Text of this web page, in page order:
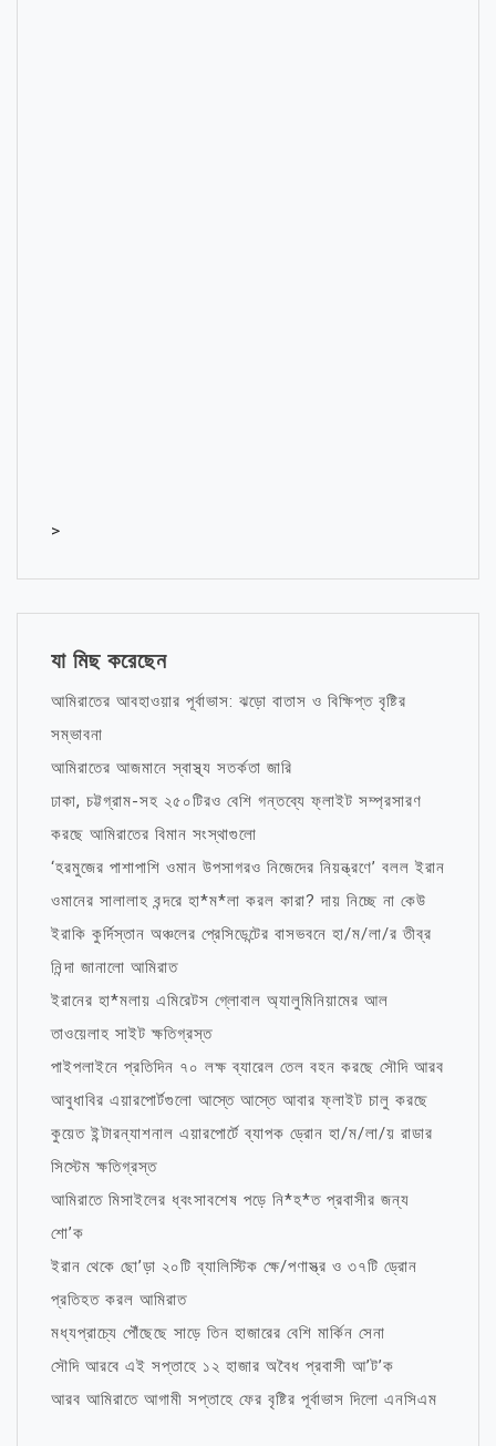
>
যা মিছ করেছেন
আমিরাতের আবহাওয়ার পূর্বাভাস: ঝড়ো বাতাস ও বিক্ষিপ্ত বৃষ্টির
সম্ভাবনা
আমিরাতের আজমানে স্বাস্থ্য সতর্কতা জারি
ঢাকা, চট্টগ্রাম-সহ ২৫০টিরও বেশি গন্তব্যে ফ্লাইট সম্প্রসারণ
করছে আমিরাতের বিমান সংস্থাগুলো
‘হরমুজের পাশাপাশি ওমান উপসাগরও নিজেদের নিয়ন্ত্রণে’ বলল ইরান
ওমানের সালালাহ বন্দরে হা*ম*লা করল কারা? দায় নিচ্ছে না কেউ
ইরাকি কুর্দিস্তান অঞ্চলের প্রেসিডেন্টের বাসভবনে হা/ম/লা/র তীব্র
নিন্দা জানালো আমিরাত
ইরানের হা*মলায় এমিরেটস গ্লোবাল অ্যালুমিনিয়ামের আল
তাওয়েলাহ সাইট ক্ষতিগ্রস্ত
পাইপলাইনে প্রতিদিন ৭০ লক্ষ ব্যারেল তেল বহন করছে সৌদি আরব
আবুধাবির এয়ারপোর্টগুলো আস্তে আস্তে আবার ফ্লাইট চালু করছে
কুয়েত ইন্টারন্যাশনাল এয়ারপোর্টে ব্যাপক ড্রোন হা/ম/লা/য় রাডার
সিস্টেম ক্ষতিগ্রস্ত
আমিরাতে মিসাইলের ধ্বংসাবশেষ পড়ে নি*হ*ত প্রবাসীর জন্য
শো’ক
ইরান থেকে ছো’ড়া ২০টি ব্যালিস্টিক ক্ষে/পণাস্ত্র ও ৩৭টি ড্রোন
প্রতিহত করল আমিরাত
মধ্যপ্রাচ্যে পৌঁছেছে সাড়ে তিন হাজারের বেশি মার্কিন সেনা
সৌদি আরবে এই সপ্তাহে ১২ হাজার অবৈধ প্রবাসী আ’ট’ক
আরব আমিরাতে আগামী সপ্তাহে ফের বৃষ্টির পূর্বাভাস দিলো এনসিএম